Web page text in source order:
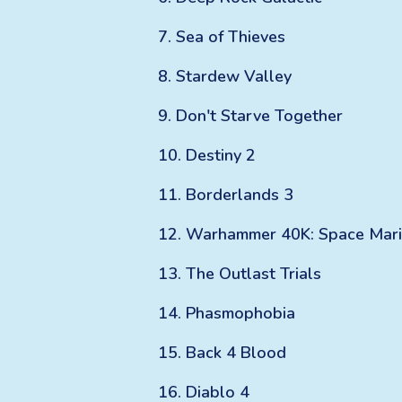
7. Sea of Thieves
8. Stardew Valley
9. Don't Starve Together
10. Destiny 2
11. Borderlands 3
12. Warhammer 40K: Space
13. The Outlast Trials
14. Phasmophobia
15. Back 4 Blood
16. Diablo 4